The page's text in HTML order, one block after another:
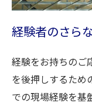
経験者のさら
経験をお持ちのご
を後押しするため
での現場経験を基